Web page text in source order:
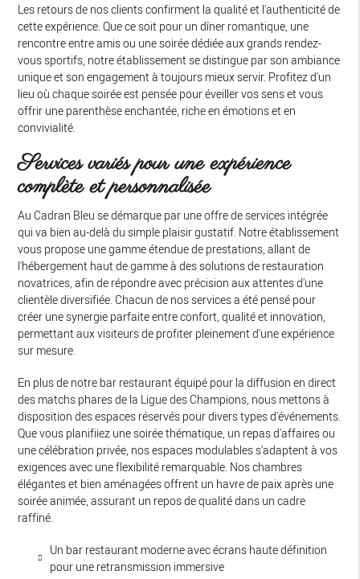
Les retours de nos clients confirment la qualité et l'authenticité de
cette expérience. Que ce soit pour un dîner romantique, une
rencontre entre amis ou une soirée dédiée aux grands rendez-
vous sportifs, notre établissement se distingue par son ambiance
unique et son engagement à toujours mieux servir. Profitez d'un
lieu où chaque soirée est pensée pour éveiller vos sens et vous
offrir une parenthèse enchantée, riche en émotions et en
convivialité.
Services variés pour une expérience
complète et personnalisée
Au Cadran Bleu se démarque par une offre de services intégrée
qui va bien au-delà du simple plaisir gustatif. Notre établissement
vous propose une gamme étendue de prestations, allant de
l'hébergement haut de gamme à des solutions de restauration
novatrices, afin de répondre avec précision aux attentes d'une
clientèle diversifiée. Chacun de nos services a été pensé pour
créer une synergie parfaite entre confort, qualité et innovation,
permettant aux visiteurs de profiter pleinement d'une expérience
sur mesure.
En plus de notre bar restaurant équipé pour la diffusion en direct
des matchs phares de la Ligue des Champions, nous mettons à
disposition des espaces réservés pour divers types d'événements.
Que vous planifiiez une soirée thématique, un repas d'affaires ou
une célébration privée, nos espaces modulables s'adaptent à vos
exigences avec une flexibilité remarquable. Nos chambres
élégantes et bien aménagées offrent un havre de paix après une
soirée animée, assurant un repos de qualité dans un cadre
raffiné.
Un bar restaurant moderne avec écrans haute définition
pour une retransmission immersive